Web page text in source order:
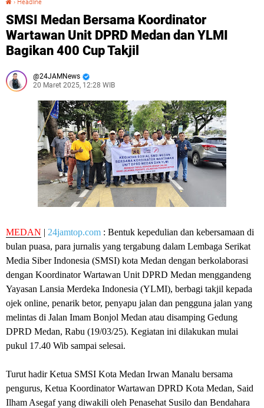
› Headline
SMSI Medan Bersama Koordinator
Wartawan Unit DPRD Medan dan YLMI
Bagikan 400 Cup Takjil
24JAMNews
20 Maret 2025, 12:28 WIB
MEDAN | 24jamtop.com : Bentuk kepedulian dan kebersamaan di
bulan puasa, para jurnalis yang tergabung dalam Lembaga Serikat
Media Siber Indonesia (SMSI) kota Medan dengan berkolaborasi
dengan Koordinator Wartawan Unit DPRD Medan menggandeng
Yayasan Lansia Merdeka Indonesia (YLMI), berbagi takjil kepada
ojek online, penarik betor, penyapu jalan dan pengguna jalan yang
melintas di Jalan Imam Bonjol Medan atau disamping Gedung
DPRD Medan, Rabu (19/03/25). Kegiatan ini dilakukan mulai
pukul 17.40 Wib sampai selesai.
Turut hadir Ketua SMSI Kota Medan Irwan Manalu bersama
pengurus, Ketua Koordinator Wartawan DPRD Kota Medan, Said
Ilham Asegaf yang diwakili oleh Penasehat Susilo dan Bendahara